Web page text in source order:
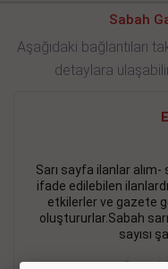
Sabah
Aşağıdaki bağlantıları
detaylara
Sarı sayfa ilanlar
ifade edilebilen
etkilerler ve gazete
oluştururlar.Sabah
sayısı